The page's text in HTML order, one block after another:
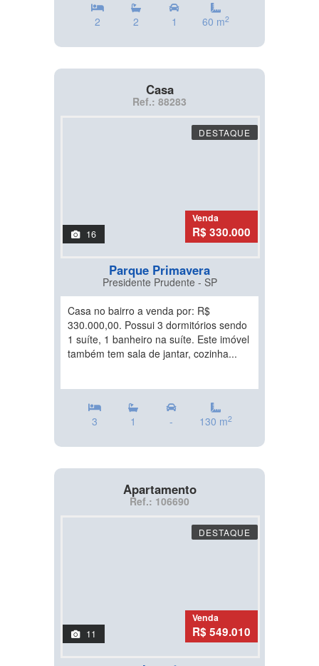
2 2 1 60 m2
Casa
Ref.: 88283
DESTAQUE
16
Venda
R$ 330.000
Parque Primavera
Presidente Prudente - SP
Casa no bairro a venda por: R$
330.000,00. Possui 3 dormitórios sendo
1 suíte, 1 banheiro na suíte. Este imóvel
também tem sala de jantar, cozinha...
3 1 - 130 m2
Apartamento
Ref.: 106690
DESTAQUE
11
Venda
R$ 549.010